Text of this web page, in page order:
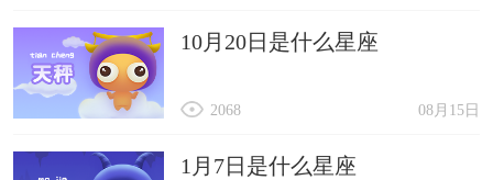
10月20日是什么星座
08月15日
2068
1月7日是什么星座